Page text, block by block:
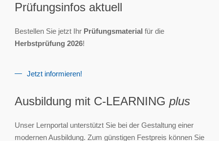
Prüfungsinfos aktuell
Bestellen Sie jetzt Ihr Prüfungsmaterial für die
Herbstprüfung 2026!
Jetzt informieren!
Ausbildung mit C-LEARNING plus
Unser Lernportal unterstützt Sie bei der Gestaltung einer
modernen Ausbildung. Zum günstigen Festpreis können Sie